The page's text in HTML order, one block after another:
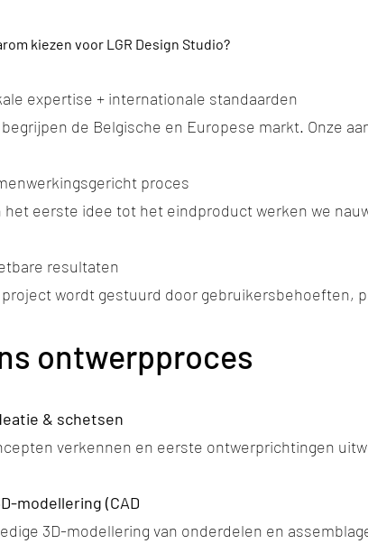
kiezen voor LGR Design Studio?
expertise + internationale standaarden
de Belgische en Europese markt. Onze
proces
het eerste idee tot het eindproduct werken we
resultaten
wordt gestuurd door gebruikersbehoeften,
ontwerpproces
& schetsen
verkennen en eerste ontwerprichtingen
modellering (CAD
3D-modellering van onderdelen en